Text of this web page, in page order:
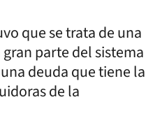
que se trata de una
parte del sistema
deuda que tiene la
de la